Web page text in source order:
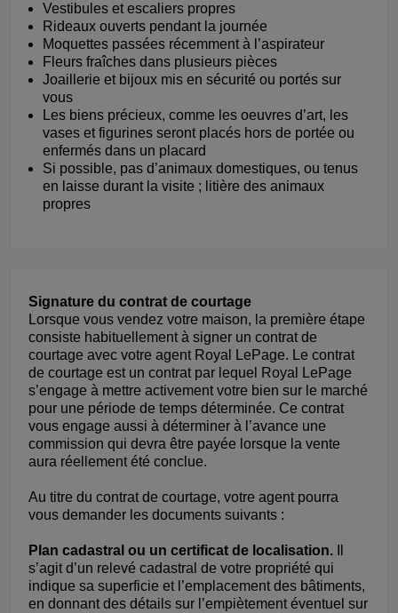
Vestibules et escaliers propres
Rideaux ouverts pendant la journée
Moquettes passées récemment à l’aspirateur
Fleurs fraîches dans plusieurs pièces
Joaillerie et bijoux mis en sécurité ou portés sur
vous
Les biens précieux, comme les oeuvres d’art, les
vases et figurines seront placés hors de portée ou
enfermés dans un placard
Si possible, pas d’animaux domestiques, ou tenus
en laisse durant la visite ; litière des animaux
propres
Signature du contrat de courtage
Lorsque vous vendez votre maison, la première étape
consiste habituellement à signer un contrat de
courtage avec votre agent Royal LePage. Le contrat
de courtage est un contrat par lequel Royal LePage
s’engage à mettre activement votre bien sur le marché
pour une période de temps déterminée. Ce contrat
vous engage aussi à déterminer à l’avance une
commission qui devra être payée lorsque la vente
aura réellement été conclue.
Au titre du contrat de courtage, votre agent pourra
vous demander les documents suivants :
Plan cadastral ou un certificat de localisation.
s’agit d’un relevé cadastral de votre propriété qui
indique sa superficie et l’emplacement des bâtiments,
en donnant des détails sur l’empiètement éventuel sur